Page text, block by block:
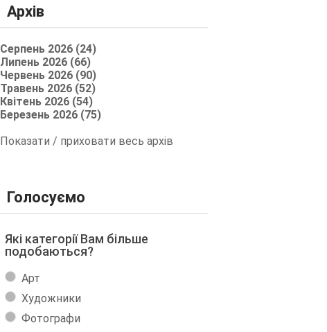
Архів
Серпень 2026 (24)
Липень 2026 (66)
Червень 2026 (90)
Травень 2026 (52)
Квітень 2026 (54)
Березень 2026 (75)
Показати / приховати весь архів
Голосуємо
Які категорії Вам більше
подобаються?
Арт
Художники
Фотографи